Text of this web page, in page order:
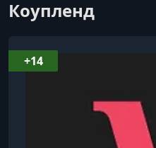
7. Performance
8. Technique Informs Artistry
10. Partner Workshop White
Коупленд
+14